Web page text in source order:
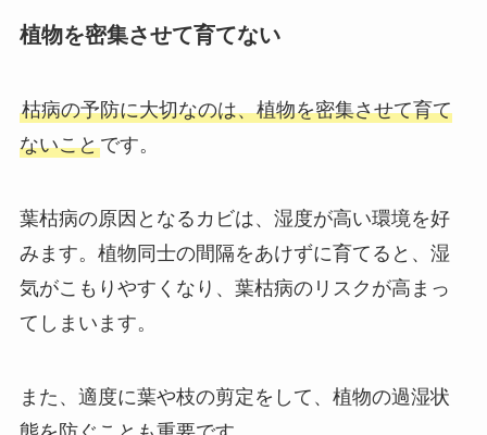
植物を密集させて育てない
枯病の予防に大切なのは、植物を密集させて育て
ないことです。
葉枯病の原因となるカビは、湿度が高い環境を好
みます。植物同士の間隔をあけずに育てると、湿
気がこもりやすくなり、葉枯病のリスクが高まっ
てしまいます。
また、適度に葉や枝の剪定をして、植物の過湿状